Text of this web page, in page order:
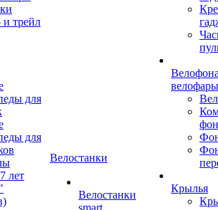
трейл
для
для
лет
Велостанки
Велостанки
smart
велофары
Крылья